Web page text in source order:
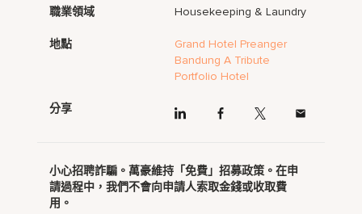
職業領域 Housekeeping & Laundry
地點
Grand Hotel Preanger
Bandung A Tribute
Portfolio Hotel
分享
小心招聘詐騙。萬豪維持「免費」招募政策。在申
請過程中，我們不會向申請人索取金錢或收取費
用。